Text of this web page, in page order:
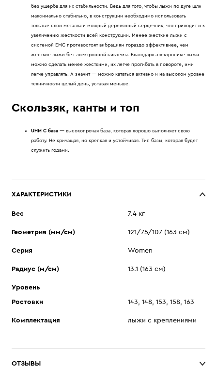
без ущерба для их стабильности. Ведь для того, чтобы лыжи по дуге шли
максимально стабильно, в конструкции необходимо использовать
толстые слои металла и мощный деревянный сердечник, что приводит и к
увеличению жесткости всей конструкции. Менее жесткие лыжи с
системой EMC противостоят вибрациям гораздо эффективнее, чем
жесткие лыжи без электронной системы. Благодаря электронике лыжи
можно сделать менее жесткими, их легче прогибать в повороте, ими
легче управлять. А значит — можно кататься активно и на высоком уровне
техничности целый день, уставая меньше.
Скользяк, канты и топ
UHM C база — высокопрочая база, которая хорошо выполняет свою
работу. Не кричащая, но крепкая и устойчивая. Тип базы, которая будет
служить годами.
ХАРАКТЕРИСТИКИ
Вес 7.4 кг
Геометрия (мм/см) 121/75/107 (163 см)
Серия Women
Радиус (м/см) 13.1 (163 см)
Уровень
Ростовки 143, 148, 153, 158, 163
Комплектация лыжи с креплениями
ОТЗЫВЫ